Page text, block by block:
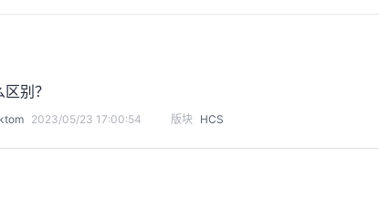
别？
2023/05/23 17:00:54 版块 HCS